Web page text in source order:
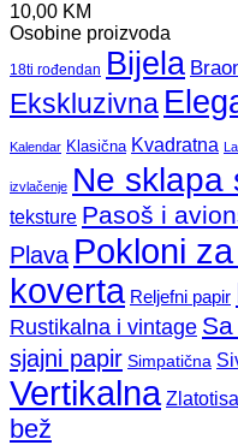
10,00 KM
Osobine proizvoda
18ti rođendan Bijela
Ekskluzivna
Kalendar Klasična Kvadratna
izvlačenje Ne sklapa
teksture Pasoš i
Plava Pokloni
koverta Reljefni papir
Rustikalna i vintage
sjajni papir Simpatična
Vertikalna
bež